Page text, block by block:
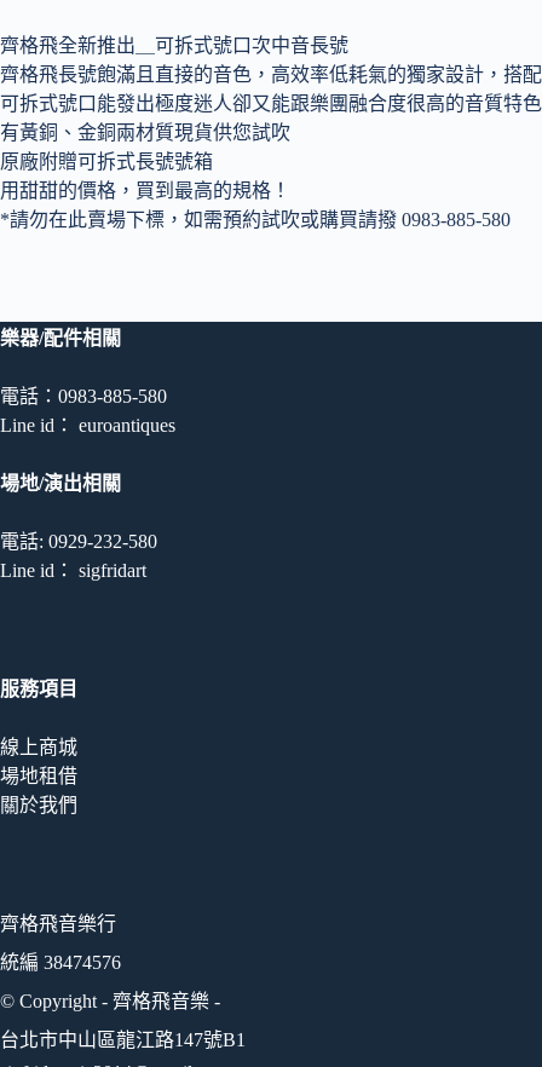
齊格飛全新推出＿可拆式號口次中音長號
齊格飛長號飽滿且直接的音色，高效率低耗氣的獨家設計，搭配
可拆式號口能發出極度迷人卻又能跟樂團融合度很高的音質特色
有黃銅、金銅兩材質現貨供您試吹
原廠附贈可拆式長號號箱
用甜甜的價格，買到最高的規格！
*請勿在此賣場下標，如需預約試吹或購買請撥 0983-885-580
樂器/配件相關
電話：0983-885-580
Line id： euroantiques
場地/演出相關
電話: 0929-232-580
Line id： sigfridart
服務項目
線上商城
場地租借
關於我們
齊格飛音樂行
統編 38474576
© Copyright - 齊格飛音樂 -
台北市中山區龍江路147號B1